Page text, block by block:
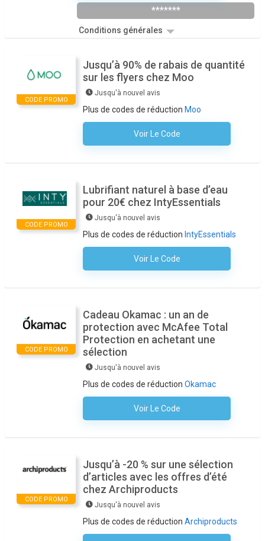
*******
Conditions générales
CODE PROMO
Jusqu’à 90% de rabais de quantité
sur les flyers chez Moo
Jusqu'à nouvel avis
Plus de codes de réduction Moo
Voir Le Code
Aucun Code N'est Nécessaire
CODE PROMO
Lubrifiant naturel à base d’eau
pour 20€ chez IntyEssentials
Jusqu'à nouvel avis
Plus de codes de réduction IntyEssentials
Voir Le Code
Aucun Code N'est Nécessaire
CODE PROMO
Cadeau Okamac : un an de
protection avec McAfee Total
Protection en achetant une
sélection
Jusqu'à nouvel avis
Plus de codes de réduction Okamac
Voir Le Code
Aucun Code N'est Nécessaire
CODE PROMO
Jusqu’à -20 % sur une sélection
d’articles avec les offres d’été
chez Archiproducts
Jusqu'à nouvel avis
Plus de codes de réduction Archiproducts